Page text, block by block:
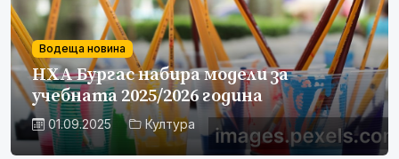
Водеща новина
НХА Бургас набира модели за
учебната 2025/2026 година
01.09.2025 Култура